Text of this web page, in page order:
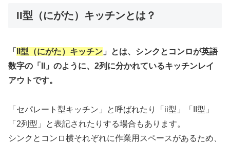
II型（にがた）キッチンとは？
「 II型（にがた）キッチン 」とは、シンクとコンロが英語
数字の「II」のように、2列に分かれているキッチンレイ
アウトです。
「セパレート型キッチン」と呼ばれたり「ii型」「II型」
「2列型」と表記されたりする場合もあります。
シンクとコンロ横それぞれに作業用スペースがあるため、